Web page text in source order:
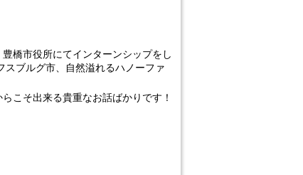
橋市役所にてインターンシップをし
ブルグ市、自然溢れるハノーファ
こそ出来る貴重なお話ばかりです！